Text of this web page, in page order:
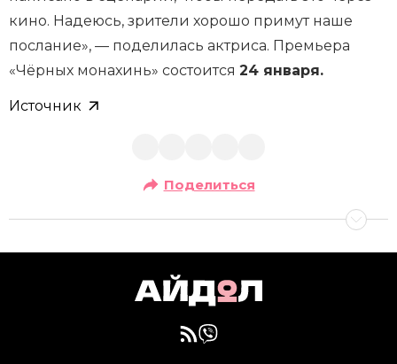
кино. Надеюсь, зрители хорошо примут наше
послание», — поделилась актриса. Премьера
«Чёрных монахинь» состоится 24 января.
Источник
Поделиться